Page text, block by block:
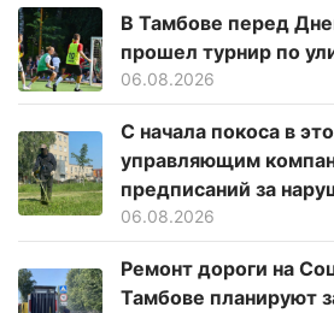
В Тамбове перед
прошел турнир по
06.08.2026
С начала покоса в
управляющим
предписаний за
06.08.2026
Ремонт дороги на
Тамбове планируют